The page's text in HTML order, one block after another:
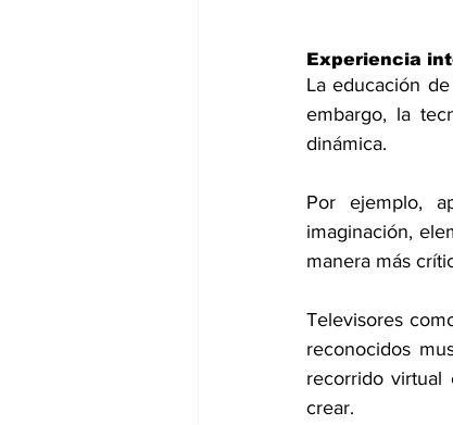
Experiencia
La educación
embargo, la
dinámica.
Por ejemplo,
imaginación,
manera más
Televisores
reconocidos
recorrido virtual
crear.